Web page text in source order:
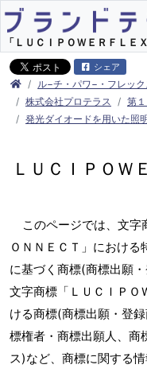
「ＬＵＣＩＰＯＷＥＲＦＬ
シェア
ル−チ・パワ−・フレック
株式会社プロテラス
第
発光ダイオードを用いた照
ＬＵＣＩＰＯＷ
このページでは、文字
ＯＮＮＥＣＴ」における
に基づく商標(商標出願
文字商標「ＬＵＣＩＰＯ
ける商標(商標出願・登
標権者・商標出願人、商
ス)など、商標に関する